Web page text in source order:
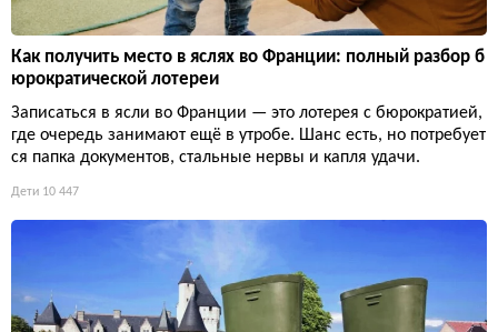
Как получить место в яслях во Франции: полный разбор б
юрократической лотереи
Записаться в ясли во Франции — это лотерея с бюрократией,
где очередь занимают ещё в утробе. Шанс есть, но потребует
ся папка документов, стальные нервы и капля удачи.
Дети 10 447